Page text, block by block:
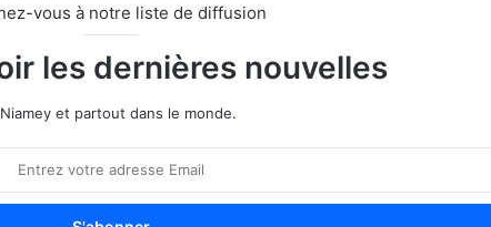
vous à notre liste de diffusion
les dernières nouvelles
et partout dans le monde.